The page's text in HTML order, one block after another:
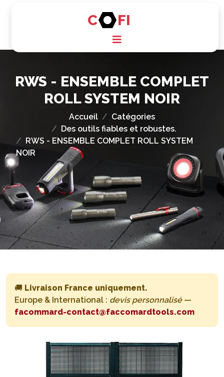
C FI
RWS - ENSEMBLE COMPLET
ROLL SYSTEM NOIR
Accueil
Catégories
Des outils fiables et robustes.
RWS - ENSEMBLE COMPLET ROLL SYSTEM
NOIR
🚚 Livraison France uniquement.
Europe & International : devis personnalisé—
facommard-contact@faccomardtools.com